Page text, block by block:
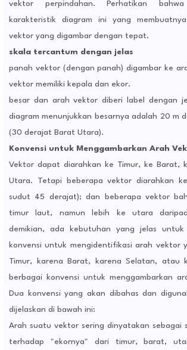
vektor perpindahan. Perhatikan
karakteristik diagram ini yang
vektor yang digambar dengan tepat.
skala tercantum dengan jelas
panah vektor (dengan panah) digambar ke
vektor memiliki kepala dan ekor.
besar dan arah vektor diberi label dengan
diagram menunjukkan besarnya adalah 20 m
(30 derajat Barat Utara).
Konvensi untuk Menggambarkan Arah
Vektor dapat diarahkan ke Timur, ke Barat,
Utara. Tetapi beberapa vektor diarahkan
sudut 45 derajat); dan beberapa vektor
timur laut, namun lebih ke utara
demikian, ada kebutuhan yang jelas
konvensi untuk mengidentifikasi arah vektor
Timur, karena Barat, karena Selatan, atau
berbagai konvensi untuk menggambarkan
Dua konvensi yang akan dibahas dan
dijelaskan di bawah ini:
Arah suatu vektor sering dinyatakan sebagai
terhadap "ekornya" dari timur, barat,